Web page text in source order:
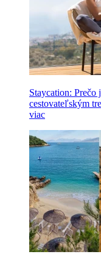
Staycation: Prečo
cestovateľským
viac